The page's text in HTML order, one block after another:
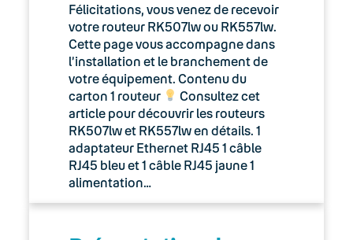
Félicitations, vous venez de recevoir
votre routeur RK507lw ou RK557lw.
Cette page vous accompagne dans
l’installation et le branchement de
votre équipement. Contenu du
carton 1 routeur
Consultez cet
article pour découvrir les routeurs
RK507lw et RK557lw en détails. 1
adaptateur Ethernet RJ45 1 câble
RJ45 bleu et 1 câble RJ45 jaune 1
alimentation…